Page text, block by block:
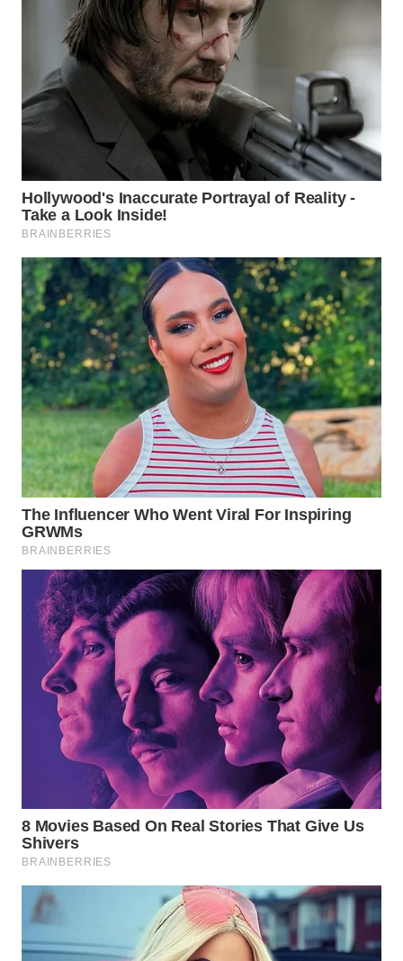
PAKPAK
WN
KARAWANG
BOGOR
WN
DEPOK
WN
TAPANULI
UTARA
WN
SAMOSIR
WN
PADANG
LAWAS
WN
SUMEDANG
WN
CIANJUR
WN
KEPULAUAN
SERIBU
TANGERANG
WN
BINJAI
WN
CIREBON